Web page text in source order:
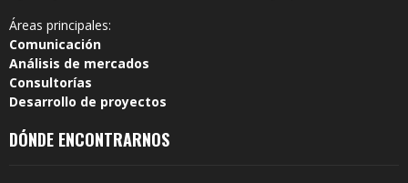
Áreas principales:
Comunicación
Análisis de mercados
Consultorías
Desarrollo de proyectos
DÓNDE ENCONTRARNOS